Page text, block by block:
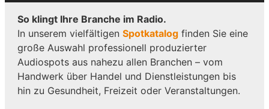
So klingt Ihre Branche im Radio.
In unserem vielfältigen Spotkatalogfinden Sie eine
große Auswahl professionell produzierter
Audiospots aus nahezu allen Branchen – vom
Handwerk über Handel und Dienstleistungen bis
hin zu Gesundheit, Freizeit oder Veranstaltungen.